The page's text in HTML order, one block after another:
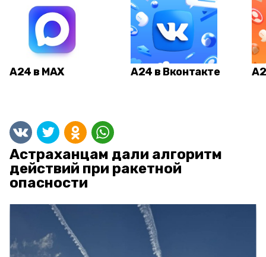
А24 в MAX А24 в Вконтакте
Астраханцам дали алгоритм
действий при ракетной
опасности